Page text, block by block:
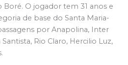
Boré. O jogador tem 31 anos e
de base do Santa Maria-
por Anapolina, Inter
Rio Claro, Hercilio Luz,